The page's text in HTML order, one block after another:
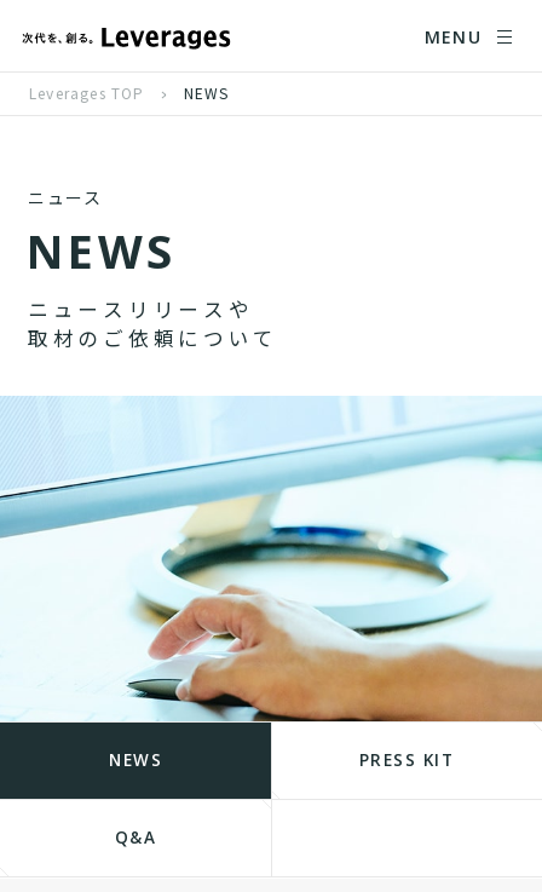
MENU
Leverages TOP NEWS
ニュース
NEWS
ニ ュ ー ス リ リ ー ス や
取 材 の ご 依 頼 に つ い て
NEWS PRESS KIT
Q&A